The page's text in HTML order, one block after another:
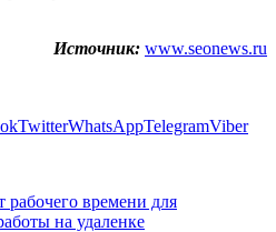
Источник: www.seonews.ru
TwitterWhatsAppTelegramViber
времени для
на удаленке